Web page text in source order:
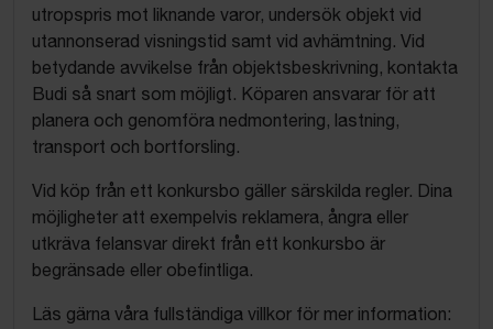
utropspris mot liknande varor, undersök objekt vid
utannonserad visningstid samt vid avhämtning. Vid
betydande avvikelse från objektsbeskrivning, kontakta
Budi så snart som möjligt. Köparen ansvarar för att
planera och genomföra nedmontering, lastning,
transport och bortforsling.
Vid köp från ett konkursbo gäller särskilda regler. Dina
möjligheter att exempelvis reklamera, ångra eller
utkräva felansvar direkt från ett konkursbo är
begränsade eller obefintliga.
Läs gärna våra fullständiga villkor för mer information: